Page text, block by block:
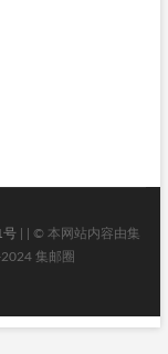
号| | © 本网站内容由集
集邮圈